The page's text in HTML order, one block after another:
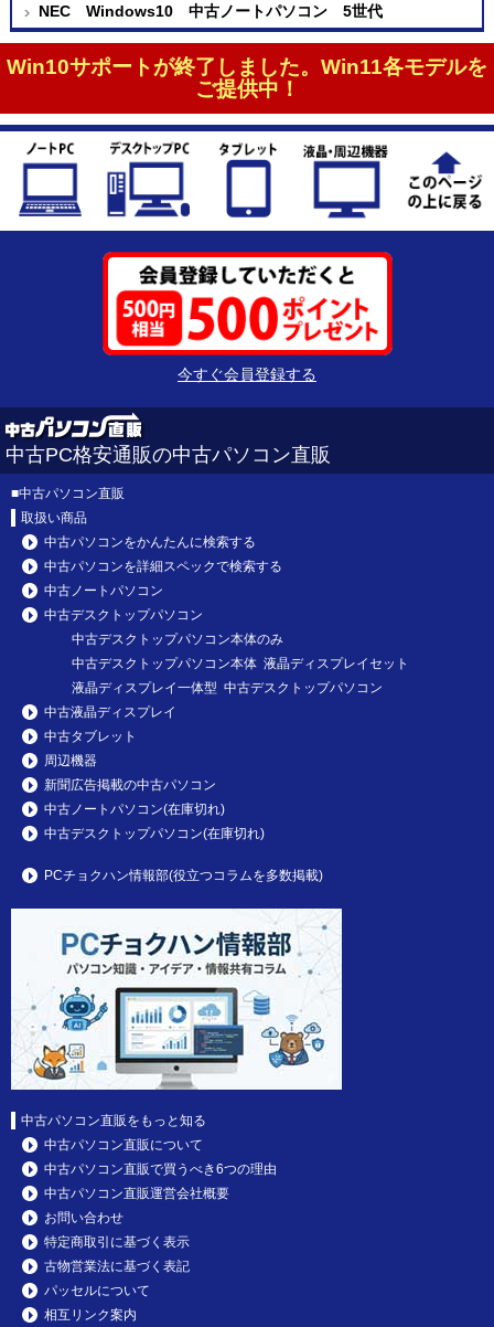
NEC Windows10 中古ノートパソコン 5世代
Win10サポートが終了しました。Win11各モデルを
ご提供中！
今すぐ会員登録する
中古PC格安通販の中古パソコン直販
■中古パソコン直販
取扱い商品
中古パソコンをかんたんに検索する
中古パソコンを詳細スペックで検索する
中古ノートパソコン
中古デスクトップパソコン
中古デスクトップパソコン本体のみ
中古デスクトップパソコン本体 液晶ディスプレイセット
液晶ディスプレイ一体型 中古デスクトップパソコン
中古液晶ディスプレイ
中古タブレット
周辺機器
新聞広告掲載の中古パソコン
中古ノートパソコン(在庫切れ)
中古デスクトップパソコン(在庫切れ)
PCチョクハン情報部(役立つコラムを多数掲載)
中古パソコン直販をもっと知る
中古パソコン直販について
中古パソコン直販で買うべき6つの理由
中古パソコン直販運営会社概要
お問い合わせ
特定商取引に基づく表示
古物営業法に基づく表記
パッセルについて
相互リンク案内